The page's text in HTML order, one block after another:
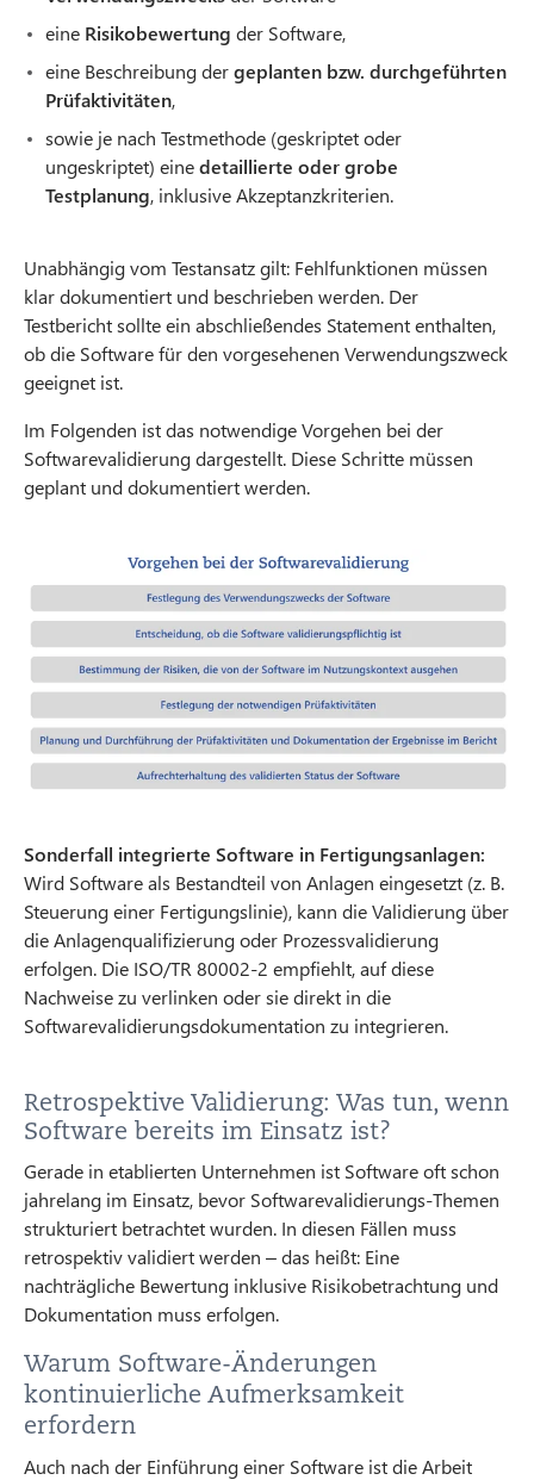
eine Risikobewertung der Software,
eine Beschreibung dergeplanten bzw. durchgeführten
Prüfaktivitäten,
sowie je nach Testmethode (geskriptet oder
ungeskriptet) einedetaillierte oder grobe
Testplanung, inklusive Akzeptanzkriterien.
Unabhängig vom Testansatz gilt: Fehlfunktionen müssen
klar dokumentiert und beschrieben werden. Der
Testbericht sollte ein abschließendes Statement enthalten,
ob die Software für den vorgesehenen Verwendungszweck
geeignet ist.
Im Folgenden ist das notwendige Vorgehen bei der
Softwarevalidierung dargestellt. Diese Schritte müssen
geplant und dokumentiert werden.
Sonderfall integrierte Software in Fertigungsanlagen:
Wird Software als Bestandteil von Anlagen eingesetzt (z. B.
Steuerung einer Fertigungslinie), kann die Validierung über
die Anlagenqualifizierung oder Prozessvalidierung
erfolgen. Die ISO/TR 80002-2 empfiehlt, auf diese
Nachweise zu verlinken oder sie direkt in die
Softwarevalidierungsdokumentation zu integrieren.
Retrospektive Validierung: Was tun, wenn
Software bereits im Einsatz ist?
Gerade in etablierten Unternehmen ist Software oft schon
jahrelang im Einsatz, bevor Softwarevalidierungs-Themen
strukturiert betrachtet wurden. In diesen Fällen muss
retrospektiv validiert werden – das heißt: Eine
nachträgliche Bewertung inklusive Risikobetrachtung und
Dokumentation muss erfolgen.
Warum Software-Änderungen
kontinuierliche Aufmerksamkeit
erfordern
Auch nach der Einführung einer Software ist die Arbeit